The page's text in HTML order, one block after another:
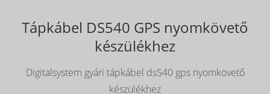
Tápkábel DS540 GPS nyomkövető
készülékhez
Digitalsystem gyári tápkábel ds540 gps nyomkövető
készülékhez